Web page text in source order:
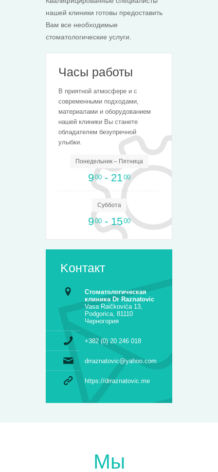
нашей клиники готовы предоставить
Вам все необходимые
стоматологические услуги.
Часы работы
В приятной атмосфере и с
современными подходами,
материалами и оборудованием
нашей клиники Вы станете
обладателем безупречной
улыбки.
Понедельник – Пятница
900- 2100
Суббота
900- 1500
Kонтакт
Стоматологическая
клиника Dr Raznatovic
Vasa Raičkovića 13,
Podgorica, 81110
Черногория
+382 (0) 20 246 018
drraznatovic@yahoo.com
https://drraznatovic.me
Мы